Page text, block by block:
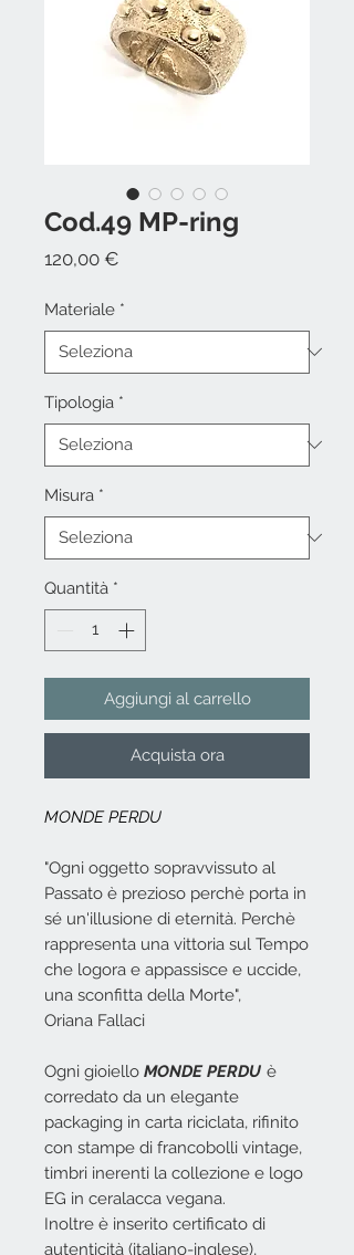
Cod.49 MP-ring
120,00 €
Materiale *
Tipologia *
Misura *
Quantità *
Aggiungi al carrello
Acquista ora
MONDE PERDU
"Ogni oggetto sopravvissuto al
Passato è prezioso perchè porta in
sé un'illusione di eternità. Perchè
rappresenta una vittoria sul Tempo
che logora e appassisce e uccide,
una sconfitta della Morte",
Oriana Fallaci
Ogni gioiello MONDE PERDU è
corredato da un elegante
packaging in carta riciclata, rifinito
con stampe di francobolli vintage,
timbri inerenti la collezione e logo
EG in ceralacca vegana.
Inoltre è inserito certificato di
autenticità (italiano-inglese),